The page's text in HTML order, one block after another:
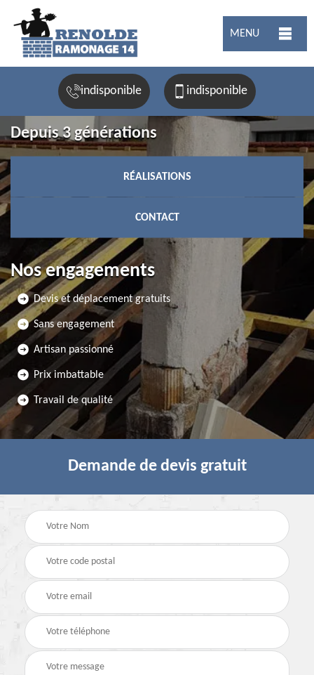
MENU
indisponible indisponible
Depuis 3 générations
RÉALISATIONS
CONTACT
Nos engagements
Devis et déplacement gratuits
Sans engagement
Artisan passionné
Prix imbattable
Travail de qualité
Demande de devis gratuit